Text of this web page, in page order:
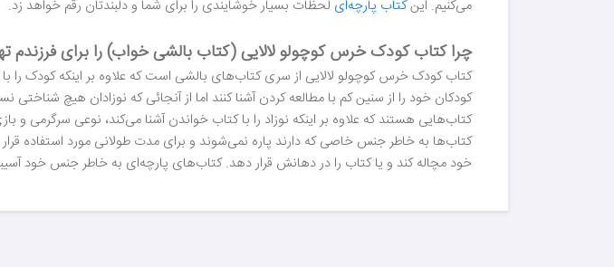
می‌کنیم. اینکتاب پارچه‌ای لحظات بسیار خوشایندی را برای شما و دلبندتان رقم خواهد زد.
چرا کتاب کودک خرس کوچولو لالایی (کتاب بالشی خواب) را برای فرزندم
کتاب کودک خرس کوچولو لالایی از سری کتاب‌های بالشی است که علاوه بر اینکه کودک را
کودکان خود را از سنین کم با مطالعه کردن آشنا کنند اما از آنجائی که نوزادان هیچ شناختی
کتاب‌هایی هستند که علاوه بر اینکه نوزاد را با کتاب خواندن آشنا می‌کند، نوعی
کتاب‌ها به خاطر جنس خاصی که دارند پاره نمی‌شوند و برای مدت طولانی مورد استفاده
خود مچاله کند و یا کتاب را در دهانش قرار دهد. کتاب‌های پارچه‌ای به خاطر جنس خود